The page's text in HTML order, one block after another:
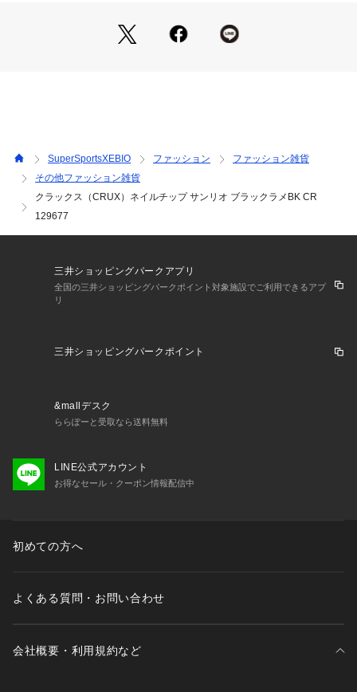
SuperSportsXEBIO ファッション
ファッション雑貨
その他ファッション雑貨
クラックス（CRUX）ネイルチップ サンリオ ブラックラメBK CR
129677
三井ショッピングパークアプリ
全国の三井ショッピングパークポイント対象施設でご利用できるアプ
リ
三井ショッピングパークポイント
&mallデスク
ららぽーと受取なら送料無料
LINE公式アカウント
お得なセール・クーポン情報配信中
初めての方へ
よくある質問・お問い合わせ
会社概要・利用規約など